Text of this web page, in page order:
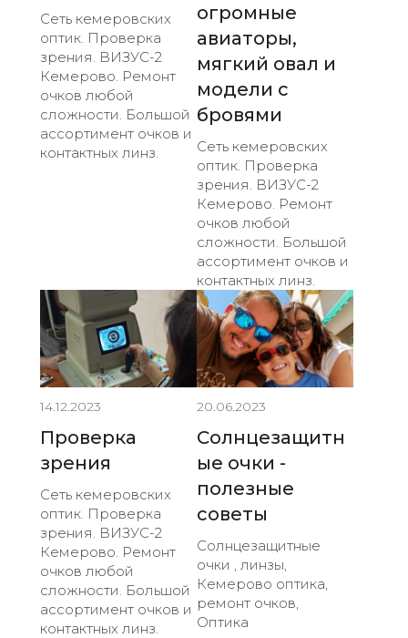
Сеть кемеровских
оптик. Проверка
зрения. ВИЗУС-2
Кемерово. Ремонт
очков любой
сложности. Большой
ассортимент очков и
контактных линз.
огромные
авиаторы,
мягкий овал и
модели с
бровями
Сеть кемеровских
оптик. Проверка
зрения. ВИЗУС-2
Кемерово. Ремонт
очков любой
сложности. Большой
ассортимент очков и
контактных линз.
14.12.2023
Проверка
зрения
Сеть кемеровских
оптик. Проверка
зрения. ВИЗУС-2
Кемерово. Ремонт
очков любой
сложности. Большой
ассортимент очков и
контактных линз.
20.06.2023
Солнцезащитн
ые очки -
полезные
советы
Солнцезащитные
очки , линзы,
Кемерово оптика,
ремонт очков,
Оптика